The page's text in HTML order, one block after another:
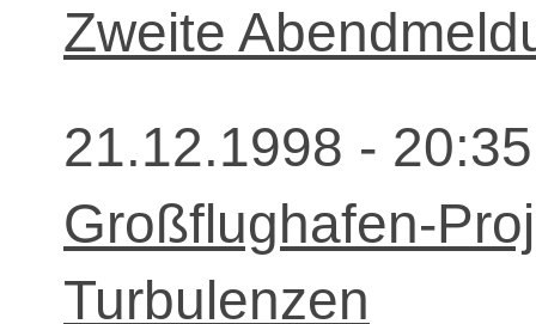
Zweite
21.12.1998 -
Großflughafen-
Turbulenzen